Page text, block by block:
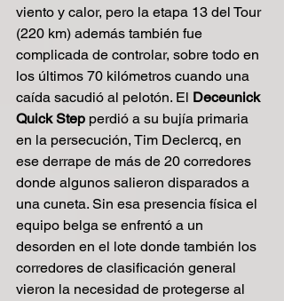
viento y calor, pero la etapa 13 del Tour
(220 km) además también fue
complicada de controlar, sobre todo en
los últimos 70 kilómetros cuando una
caída sacudió al pelotón. El Deceunick
Quick Step perdió a su bujía primaria
en la persecución, Tim Declercq, en
ese derrape de más de 20 corredores
donde algunos salieron disparados a
una cuneta. Sin esa presencia física el
equipo belga se enfrentó a un
desorden en el lote donde también los
corredores de clasificación general
vieron la necesidad de protegerse al